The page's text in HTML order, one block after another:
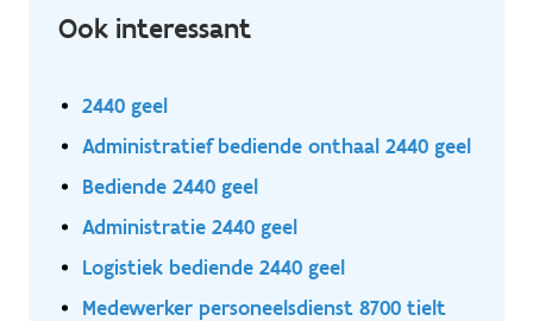
communicatie met klanten en helpt hen verder met
vragen en verzoeken Je volgt klantendossiers op en
het volledige klantproces kennen: van aanvraag tot
interne afdelingen om een uitstekende service te
garanderen
Ook interessant
2440 geel
Administratief bediende onthaal 2440 geel
Bediende 2440 geel
Administratie 2440 geel
Logistiek bediende 2440 geel
Medewerker personeelsdienst 8700 tielt